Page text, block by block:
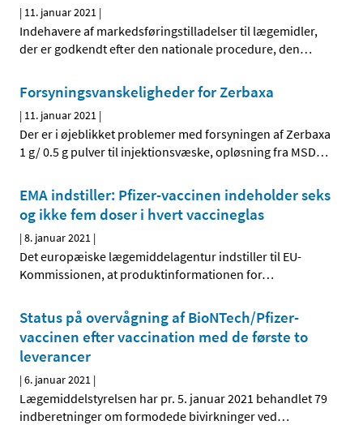
| 11. januar 2021 |
Indehavere af markedsføringstilladelser til lægemidler,
der er godkendt efter den nationale procedure, den…
Forsyningsvanskeligheder for Zerbaxa
| 11. januar 2021 |
Der er i øjeblikket problemer med forsyningen af Zerbaxa
1 g/ 0.5 g pulver til injektionsvæske, opløsning fra MSD…
EMA indstiller: Pfizer-vaccinen indeholder seks
og ikke fem doser i hvert vaccineglas
|8. januar 2021 |
Det europæiske lægemiddelagentur indstiller til EU-
Kommissionen, at produktinformationen for…
Status på overvågning af BioNTech/Pfizer-
vaccinen efter vaccination med de første to
leverancer
|6. januar 2021 |
Lægemiddelstyrelsen har pr. 5. januar 2021 behandlet 79
indberetninger om formodede bivirkninger ved…